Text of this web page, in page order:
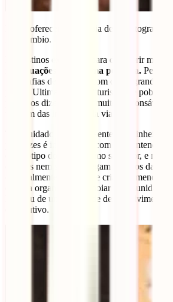
Podes oferecer uma cópia dessa fotografia
intercâmbio.
Há destinos excitantes para descobrir mas,
situações de extrema pobreza. Pensa
fotografias de crianças com olhos grandes e
países. Ultimamente, o “turismo de pobreza”
podemos dizer que seja muito responsável,
também das intenções da viagem.
Tem cuidado ao dar presentes ou dinheiro a
por vezes é inevitável e com boas intenções,
estereótipo do turista como salvador, e
que dás nem sequer chegam às mãos da
especialmente no caso de crianças
de uma organização. Apoiar a comunidade
local ou de um projeto de desenvolvimento
construtivo.